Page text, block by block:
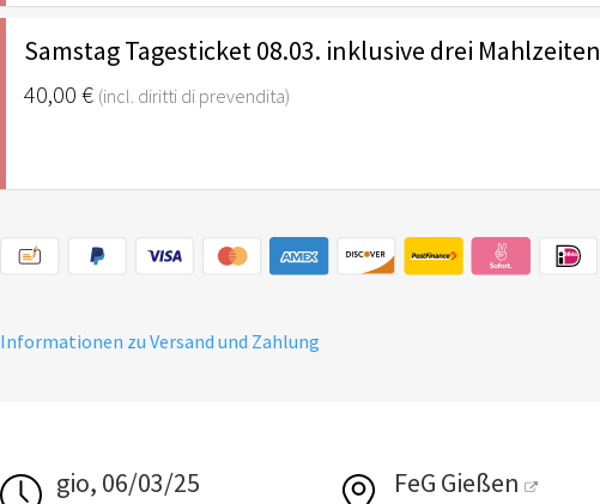
Samstag Tagesticket 08.03. inklusive drei Mahlzeiten
40,00 € (incl. diritti di prevendita)
Informationen zu Versand und Zahlung
gio, 06/03/25
FeG Gießen